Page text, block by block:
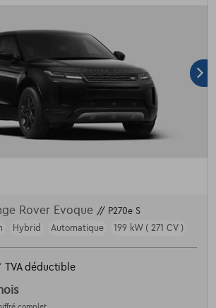
Rover Evoque // P270e S
Hybrid Automatique 199 kW ( 271 CV )
TVA déductible